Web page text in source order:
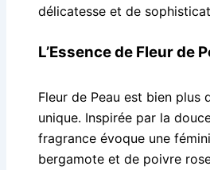
délicatesse et de
L’Essence de Fleur de
Fleur de Peau est bien plus
unique. Inspirée par la
fragrance évoque une
bergamote et de poivre